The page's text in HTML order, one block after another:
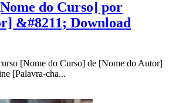
do Curso] por
&#8211; Download
[Nome do Curso] de [Nome do Autor]
[Palavra-cha...